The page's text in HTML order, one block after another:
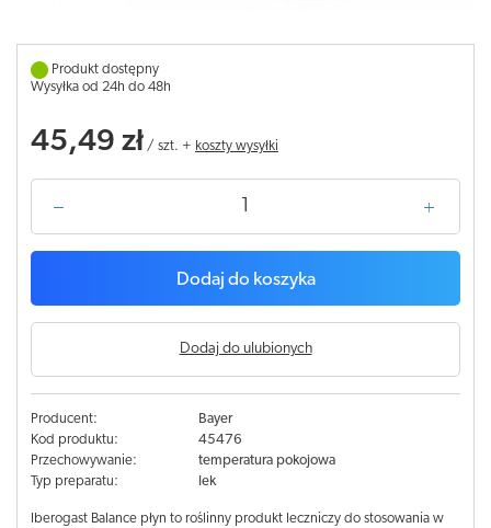
Produkt dostępny
Wysyłka od 24h do 48h
45,49 zł / szt. + koszty wysyłki
Dodaj do koszyka
Dodaj do ulubionych
Producent:
Bayer
Kod produktu:
45476
Przechowywanie:
temperatura pokojowa
Typ preparatu:
lek
Iberogast Balance płyn to roślinny produkt leczniczy do stosowania w